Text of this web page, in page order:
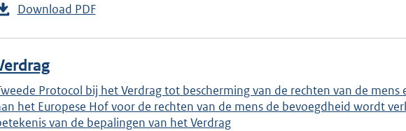
Download PDF
Protocol bij het Verdrag tot bescherming van de rechten van de
het Europese Hof voor de rechten van de mens de bevoegdheid wordt
van de bepalingen van het Verdrag